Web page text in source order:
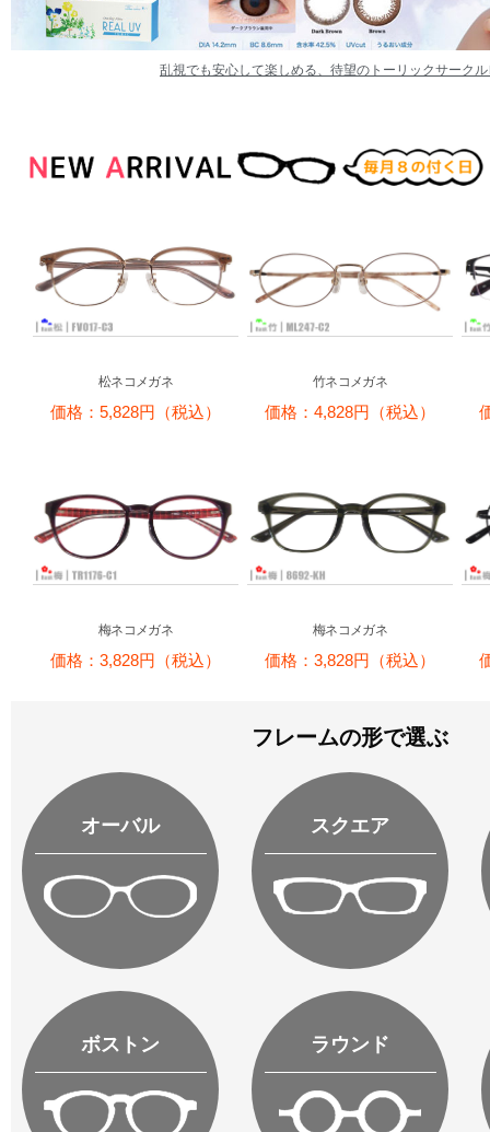
乱視でも安心して楽しめる、待望のトーリックサーク
松ネコメガネ
価格：5,828円（税込）
竹ネコメガネ
価格：4,828円（税込）
梅ネコメガネ
価格：3,828円（税込）
梅ネコメガネ
価格：3,828円（税込）
フレームの形で選ぶ
オーバル スクエア
ボストン ラウンド